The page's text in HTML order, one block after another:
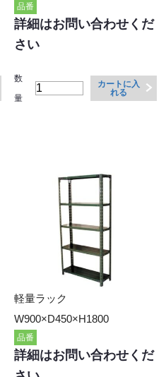
品番
詳細はお問い合わせくだ
さい
数
量
カートに入
れる
軽量ラック
W900×D450×H1800
品番
詳細はお問い合わせくだ